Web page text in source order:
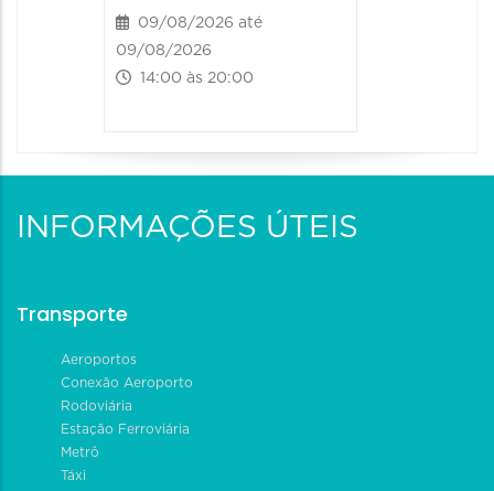
09/08/2026 até
09/08/2026
14:00 às 20:00
INFORMAÇÕES ÚTEIS
Transporte
Aeroportos
Conexão Aeroporto
Rodoviária
Estação Ferroviária
Metrô
Táxi